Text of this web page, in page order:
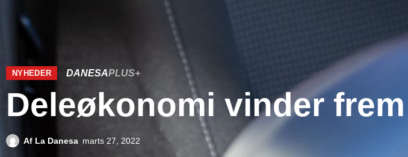
NYHEDER DANESAPLUS+
Deleøkonomi vinder frem
Af La Danesa marts 27, 2022